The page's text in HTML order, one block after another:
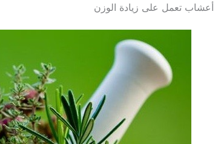
أعشاب تعمل على زيادة الوزن